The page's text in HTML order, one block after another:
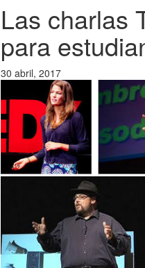
Las charlas
para
30 abril, 2017